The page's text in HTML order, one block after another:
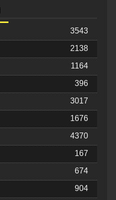
3543
2138
1164
396
3017
1676
4370
167
674
904